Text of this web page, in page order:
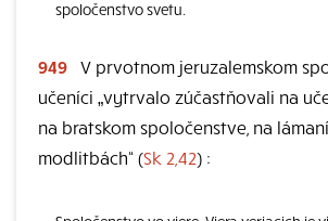
spoločenstvo svetu.
949 V prvotnom jeruzalemskom
učeníci „vytrvalo zúčastňovali na
na bratskom spoločenstve, na
modlitbách“ (Sk 2,42) :